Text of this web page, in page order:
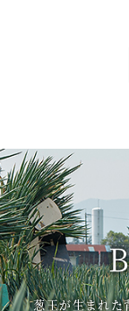
葱王が生まれた